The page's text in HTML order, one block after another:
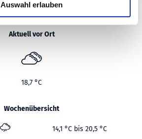
Auswahl erlauben
WETTER
Aktuell vor Ort
18,7 °C
Wochenübersicht
14,1 °C bis 20,5 °C